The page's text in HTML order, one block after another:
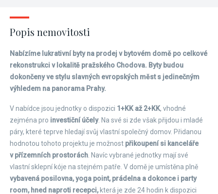
Popis nemovitosti
Nabízíme lukrativní byty na prodej v bytovém domě po celkové
rekonstrukci v lokalitě pražského Chodova. Byty budou
dokončeny ve stylu slavných evropských měst s jedinečným
výhledem na panorama Prahy.
V nabídce jsou jednotky o dispozici 1+KK až 2+KK, vhodné
zejména pro investiční účely. Na své si zde však přijdou i mladé
páry, které teprve hledají svůj vlastní společný domov. Přidanou
hodnotou tohoto projektu je možnost přikoupení si kanceláře
v přízemních prostorách . Navíc vybrané jednotky mají své
vlastní sklepní kóje na stejném patře. V domě je umístěna plně
vybavená posilovna, yoga point, prádelna a dokonce i party
room, hned naproti recepci,která je zde 24 hodin k dispozici